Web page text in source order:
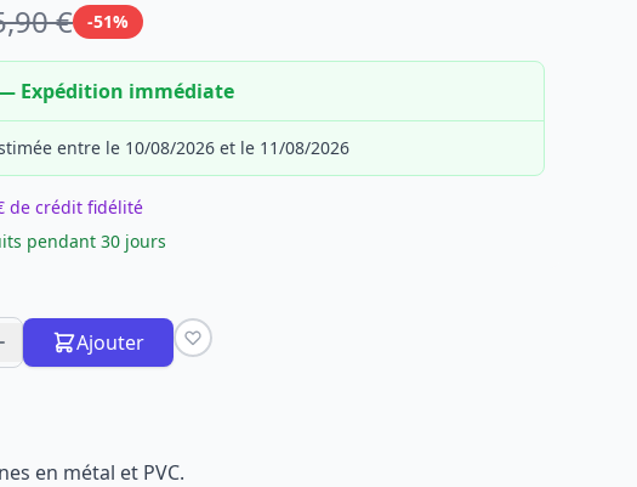
€ -51%
Expédition immédiate
entre le 10/08/2026 et le 11/08/2026
de crédit fidélité
pendant 30 jours
Ajouter
en métal et PVC.